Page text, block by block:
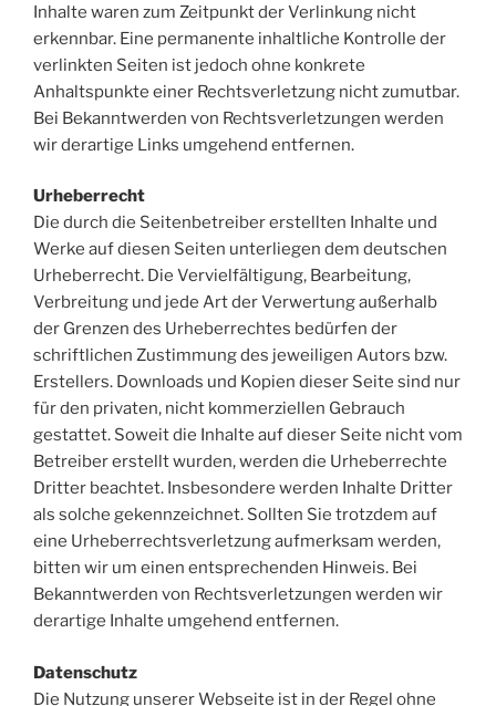
Inhalte waren zum Zeitpunkt der Verlinkung nicht
erkennbar. Eine permanente inhaltliche Kontrolle der
verlinkten Seiten ist jedoch ohne konkrete
Anhaltspunkte einer Rechtsverletzung nicht zumutbar.
Bei Bekanntwerden von Rechtsverletzungen werden
wir derartige Links umgehend entfernen.
Urheberrecht
Die durch die Seitenbetreiber erstellten Inhalte und
Werke auf diesen Seiten unterliegen dem deutschen
Urheberrecht. Die Vervielfältigung, Bearbeitung,
Verbreitung und jede Art der Verwertung außerhalb
der Grenzen des Urheberrechtes bedürfen der
schriftlichen Zustimmung des jeweiligen Autors bzw.
Erstellers. Downloads und Kopien dieser Seite sind nur
für den privaten, nicht kommerziellen Gebrauch
gestattet. Soweit die Inhalte auf dieser Seite nicht vom
Betreiber erstellt wurden, werden die Urheberrechte
Dritter beachtet. Insbesondere werden Inhalte Dritter
als solche gekennzeichnet. Sollten Sie trotzdem auf
eine Urheberrechtsverletzung aufmerksam werden,
bitten wir um einen entsprechenden Hinweis. Bei
Bekanntwerden von Rechtsverletzungen werden wir
derartige Inhalte umgehend entfernen.
Datenschutz
Die Nutzung unserer Webseite ist in der Regel ohne